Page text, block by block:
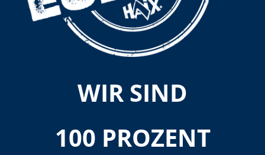
WIR SIND
100 PROZENT